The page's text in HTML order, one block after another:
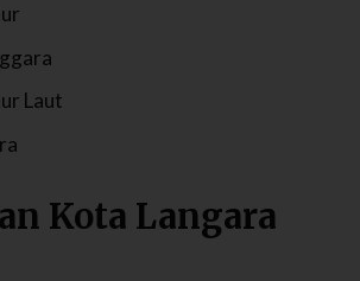
Laut
Kota Langara